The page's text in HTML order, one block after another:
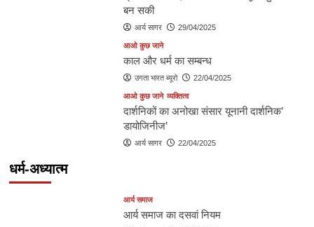
बन सकी
आर्य सागर 29/04/2025
आओ कुछ जाने
काल और धर्म का सम्बन्ध
उगता भारत ब्यूरो 22/04/2025
आओ कुछ जाने व्यक्तित्व
दार्शनिकों का अनोखा संसार यूनानी दार्शनिक’
डायोजिनीज’
आर्य सागर 22/04/2025
धर्म-अध्यात्म
आर्य समाज
आर्य समाज का दसवां नियम